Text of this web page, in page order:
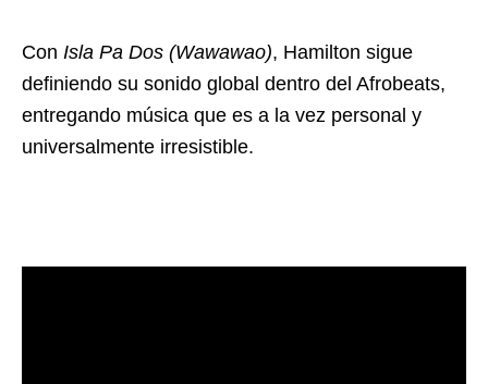
Con Isla Pa Dos (Wawawao), Hamilton sigue
definiendo su sonido global dentro del Afrobeats,
entregando música que es a la vez personal y
universalmente irresistible.